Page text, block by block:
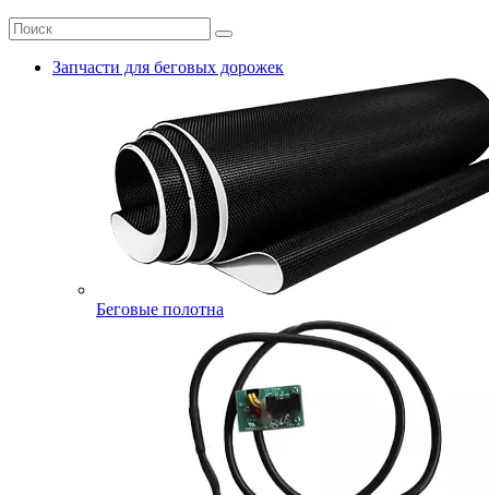
Запчасти для беговых дорожек
Беговые полотна